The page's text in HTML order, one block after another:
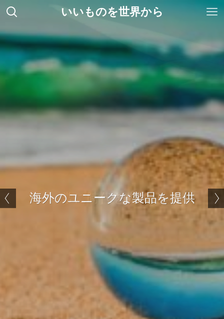
いいものを世界から
世界標準ゲート Gunnebo
常に時代を先取り
海外のユニークな製品を提供
ベストセラーパスポートリーダーADR300
世界標準ゲート Gunnebo